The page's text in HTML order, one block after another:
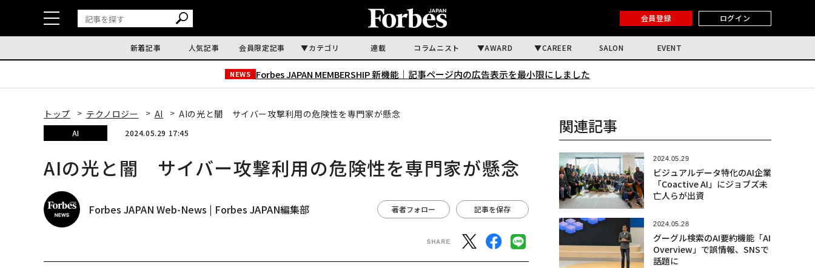
会員登録 ログイン
新着記事 人気記事 会員限定記事 カテゴリ 連載 コラムニスト AWARD CAREER SALON EVENT
NEWS Forbes JAPAN MEMBERSHIP 新機能｜ 記事ページ内の広告表示を最小限にしました
トップ テクノロジー AI AIの光と闇 サイバー攻撃利用の危険性を専門家が懸念
AI 2024.05.29 17:45
AIの光と闇 サイバー攻撃利用の危険性を専門家が懸念
Forbes JAPAN Web-News | Forbes JAPAN編集部 著者フォロー 記事を保存
関連記事
2024.05.29
ビジュアルデータ特化のAI企業
「Coactive AI」にジョブズ未
亡人らが出資
2024.05.28
グーグル検索のAI要約機能「AI
Overview」で誤情報、SNSで
話題に